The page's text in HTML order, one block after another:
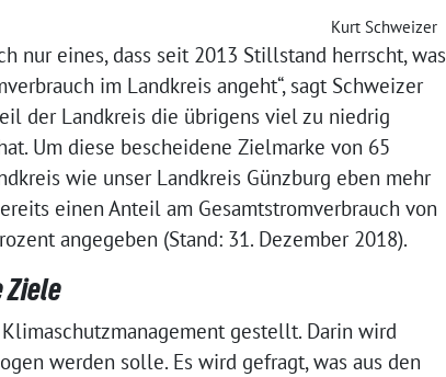
Kurt Schweizer
nur eines, dass seit 2013 Stillstand herrscht, was
im Landkreis angeht“, sagt Schweizer
der Landkreis die übrigens viel zu niedrig
Um diese bescheidene Zielmarke von 65
wie unser Landkreis Günzburg eben mehr
einen Anteil am Gesamtstromverbrauch von
angegeben (Stand: 31. Dezember 2018).
gestellt. Darin wird
werden solle. Es wird gefragt, was aus den